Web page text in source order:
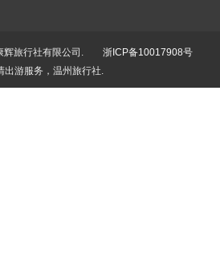
辉旅行社有限公司. 浙ICP备10017908号
出游服务，温州旅行社.